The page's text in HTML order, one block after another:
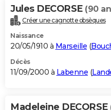
Jules DECORSE (90
Créer une cagnotte obsèques
Naissance
20/05/1910 à Marseille (
Décès
11/09/2000 à Labenne (
Madeleine DECORSE